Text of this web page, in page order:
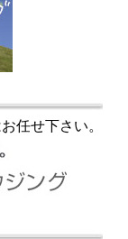
任せ下さい。